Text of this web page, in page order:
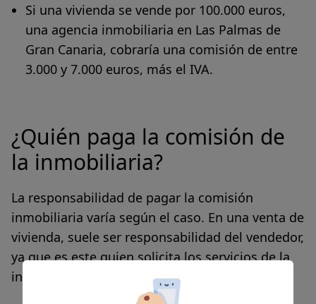
Si una vivienda se vende por 100.000 euros,
una agencia inmobiliaria en Las Palmas de
Gran Canaria, cobraría una comisión de entre
3.000 y 7.000 euros, más el IVA.
¿Quién paga la comisión de
la inmobiliaria?
La responsabilidad de pagar la comisión
inmobiliaria varía según el caso. En una venta de
vivienda, suele ser responsabilidad del vendedor,
ya que es este quien solicita los servicios de la
inmobiliaria para llevar a cabo la transacción.